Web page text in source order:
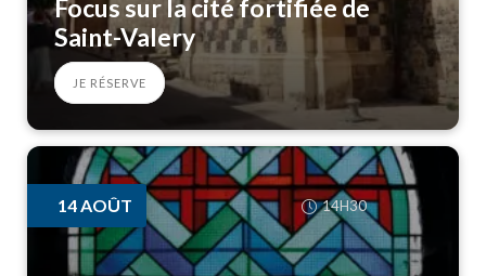
Focus sur la cité fortifiée de
Saint-Valery
JE RÉSERVE
14AOÛT 14H30